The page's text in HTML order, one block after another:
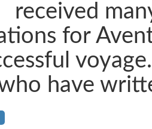
received
for
have